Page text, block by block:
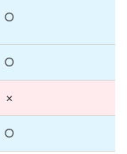
○
○
×
○